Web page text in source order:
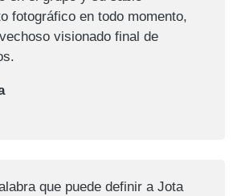
fotográfico en todo momento,
visionado final de
que puede definir a Jota